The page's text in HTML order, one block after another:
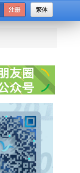
繁体
注册